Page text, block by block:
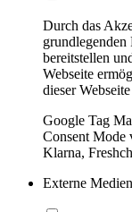
Durch das
grundlegenden
bereitstellen
Webseite
dieser
Google Tag
Consent Mode
Klarna,
Externe